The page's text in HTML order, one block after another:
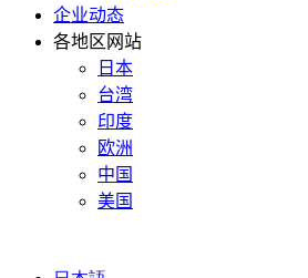
企业动态
各地区网站
日本
台湾
印度
欧洲
中国
美国